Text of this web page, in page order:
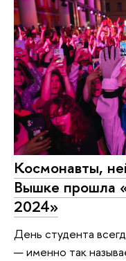
Космонавты,
Вышке прошла
2024»
День студента
— именно так